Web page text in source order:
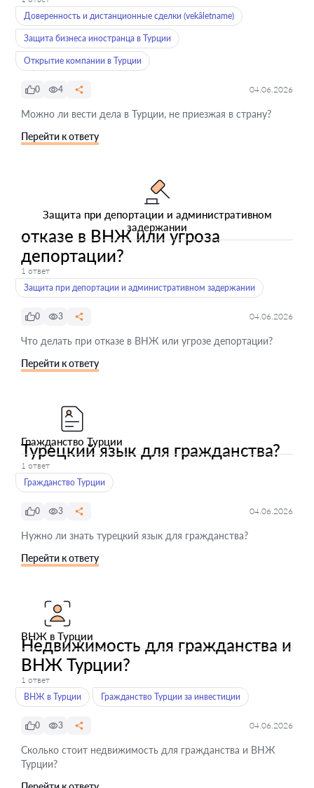
Доверенность и дистанционные сделки (vekâletname)
Защита бизнеса иностранца в Турции
Открытие компании в Турции
0 4 04.06.2026
Можно ли вести дела в Турции, не приезжая в страну?
Перейти к ответу
Защита при депортации и административном
задержании
отказе в ВНЖ или угроза
депортации?
1 ответ
Защита при депортации и административном задержании
0 3 04.06.2026
Что делать при отказе в ВНЖ или угрозе депортации?
Перейти к ответу
Гражданство Турции
Турецкий язык для гражданства?
1 ответ
Гражданство Турции
0 3 04.06.2026
Нужно ли знать турецкий язык для гражданства?
Перейти к ответу
ВНЖ в Турции
Недвижимость для гражданства и
ВНЖ Турции?
1 ответ
ВНЖ в Турции
Гражданство Турции за инвестиции
0 3 04.06.2026
Сколько стоит недвижимость для гражданства и ВНЖ
Турции?